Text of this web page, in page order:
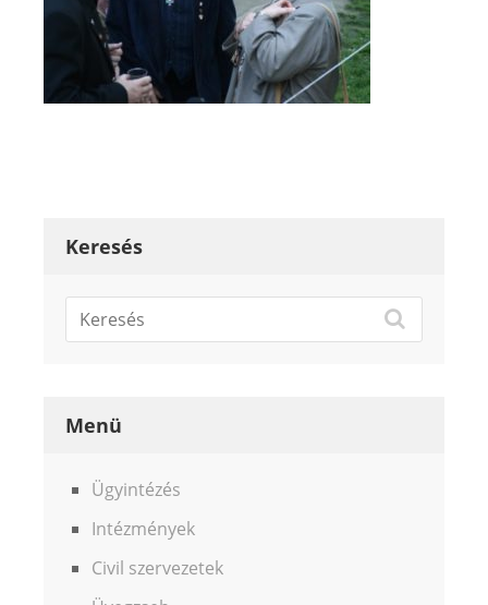
Keresés
Menü
Ügyintézés
Intézmények
Civil szervezetek